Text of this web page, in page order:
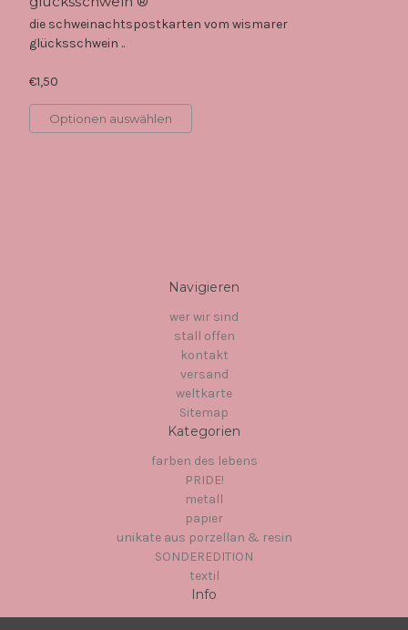
die schweinachtspostkarten vom wismarer
glücksschwein ..
€1,50
Optionen auswählen
Navigieren
wer wir sind
stall offen
kontakt
versand
weltkarte
Sitemap
Kategorien
farben des lebens
PRIDE!
metall
papier
unikate aus porzellan & resin
SONDEREDITION
textil
Info